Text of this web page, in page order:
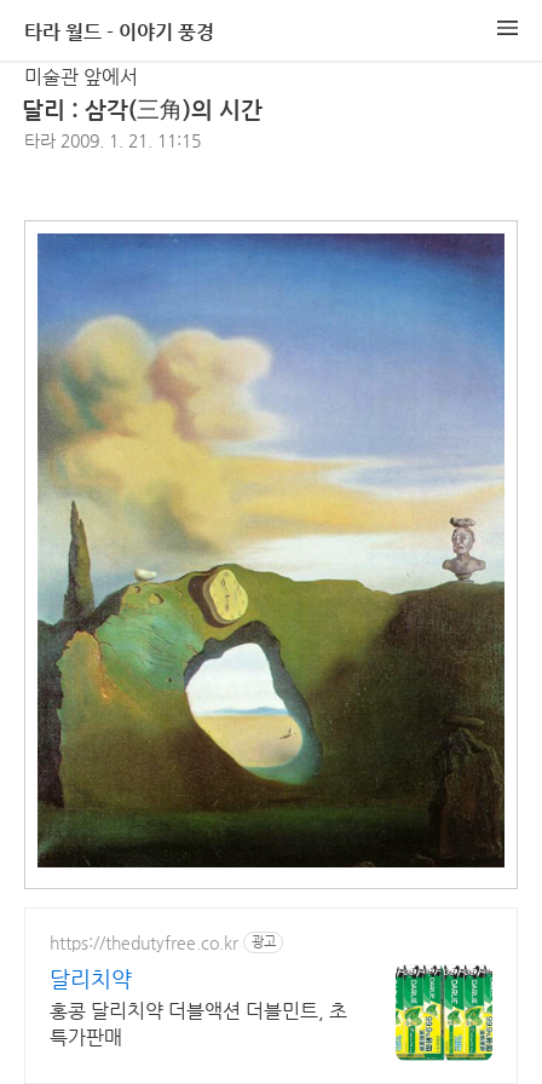
타라 월드 - 이야기 풍경
미술관 앞에서
달리 : 삼각(三角)의 시간
타라 2009. 1. 21. 11:15
https://thedutyfree.co.kr 광고
달리치약
홍콩 달리치약 더블액션 더블민트, 초
특가판매